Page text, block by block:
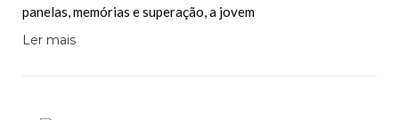
panelas, memórias e superação, a jovem
Ler mais